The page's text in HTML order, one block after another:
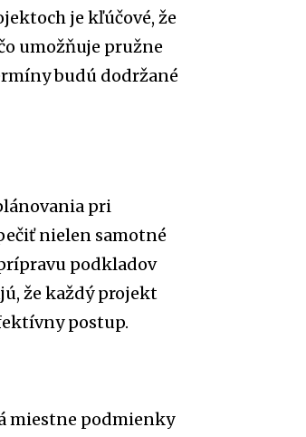
je kľúčové, že
umožňuje pružne
budú dodržané
pri
nielen samotné
podkladov
že každý projekt
postup.
miestne podmienky